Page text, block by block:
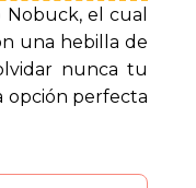
el cual
una hebilla de
nunca tu
opción perfecta